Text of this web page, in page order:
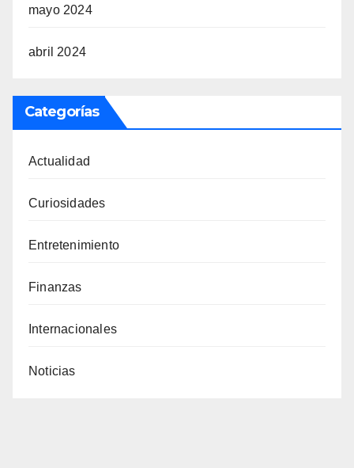
mayo 2024
abril 2024
Categorías
Actualidad
Curiosidades
Entretenimiento
Finanzas
Internacionales
Noticias